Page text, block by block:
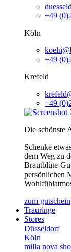
+49
Köln
+49
Krefeld
+49
Die schönste
Schenke
dem Weg zu
Brautblüte-
persönlichen
zum gutschein
Trauringe
Stores
Düsseldorf
Köln
milla nova